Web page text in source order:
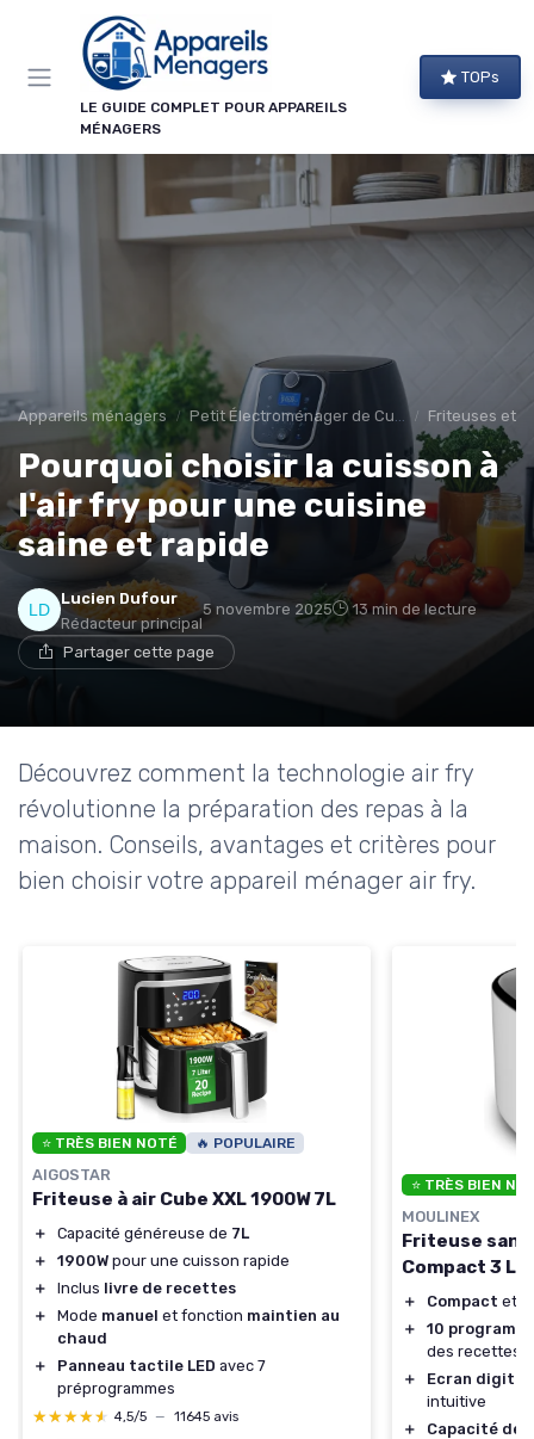
LE GUIDE COMPLET POUR APPAREILS
MÉNAGERS
TOPs
Appareils ménagers Petit Électroménager de Cuisine Friteuses et
Pourquoi choisir la cuisson à
l'air fry pour une cuisine
saine et rapide
Lucien Dufour
Rédacteur principal
5 novembre 2025 13 min de lecture
Partager cette page
Découvrez comment la technologie air fry
révolutionne la préparation des repas à la
maison. Conseils, avantages et critères pour
bien choisir votre appareil ménager air fry.
⭐ TRÈS BIEN NOTÉ 🔥 POPULAIRE
AIGOSTAR
Friteuse à air Cube XXL 1900W 7L
＋ Capacité généreuse de 7L
＋
1900W pour une cuisson rapide
＋
Inclus livre de recettes
＋
Mode manuel et fonction maintien au
chaud
＋
Panneau tactile LED avec 7
préprogrammes
★★★★★
★★★★★ 4,5/5 — 11645 avis
⭐ TRÈS BIEN
MOULINEX
Friteuse sans
Compact 3 L
＋ Compact et
＋
10
des recettes
＋
Ecran digital
intuitive
＋
Capacité de
Panneau de gestion des cookies